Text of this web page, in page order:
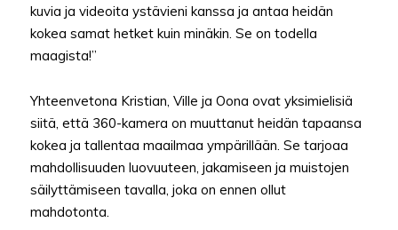
kuvia ja videoita ystävieni kanssa ja antaa heidän
kokea samat hetket kuin minäkin. Se on todella
maagista!”
Yhteenvetona Kristian, Ville ja Oona ovat yksimielisiä
siitä, että 360-kamera on muuttanut heidän tapaansa
kokea ja tallentaa maailmaa ympärillään. Se tarjoaa
mahdollisuuden luovuuteen, jakamiseen ja muistojen
säilyttämiseen tavalla, joka on ennen ollut
mahdotonta.